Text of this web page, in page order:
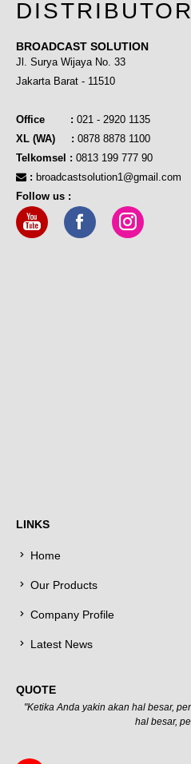
DISTRIBUTOR
BROADCAST SOLUTION
Jl. Surya Wijaya No. 33
Jakarta Barat - 11510
Office : 021 - 2920 1135
XL (WA) : 0878 8878 1100
Telkomsel : 0813 199 777 90
: broadcastsolution1@gmail.com
Follow us :
LINKS
Home
Our Products
Company Profile
Latest News
QUOTE
"Ketika Anda yakin akan hal besar,
hal besar,